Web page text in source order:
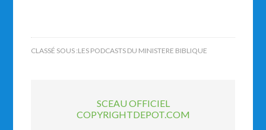
CLASSÉ SOUS :LES PODCASTS DU MINISTERE BIBLIQUE
SCEAU OFFICIEL
COPYRIGHTDEPOT.COM